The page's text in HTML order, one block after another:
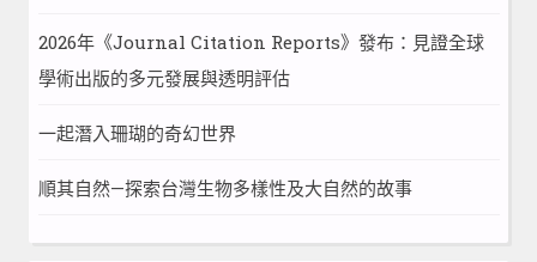
2026年《Journal Citation Reports》發布：見證全球
學術出版的多元發展與透明評估
一起潛入珊瑚的奇幻世界
順其自然—探索台灣生物多樣性及大自然的故事